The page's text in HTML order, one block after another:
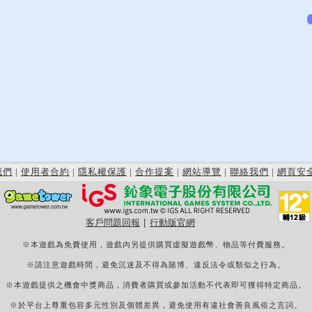
們 | 使用者合約 | 隱私權保護 | 合作提案 | 網站導覽 | 聯絡我們 | 網頁安
客戶問題回報 行動版官網
※本遊戲為免費使用，遊戲內另提供購買虛擬遊戲幣、物品等付費服務。
※請注意遊戲時間，避免沉迷及不得為賭博、違反法令或類似之行為。
※本遊戲提供之機會中獎商品，消費者購買或參加活動不代表即可獲得特定商品。
※於平台上尊重包容多元性別及個體差異，避免使用有違社會善良風俗之言詞。